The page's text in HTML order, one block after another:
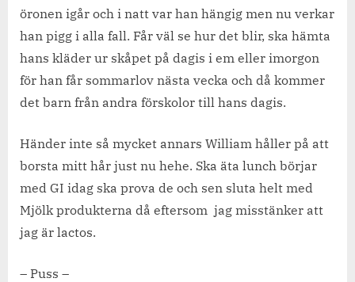
öronen igår och i natt var han hängig men nu verkar
han pigg i alla fall. Får väl se hur det blir, ska hämta
hans kläder ur skåpet på dagis i em eller imorgon
för han får sommarlov nästa vecka och då kommer
det barn från andra förskolor till hans dagis.
Händer inte så mycket annars William håller på att
borsta mitt hår just nu hehe. Ska äta lunch börjar
med GI idag ska prova de och sen sluta helt med
Mjölk produkterna då eftersom jag misstänker att
jag är lactos.
– Puss –